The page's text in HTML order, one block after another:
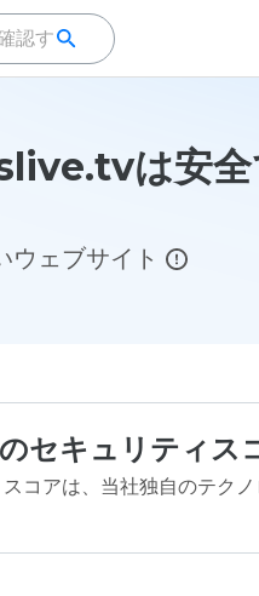
は安全
ウェブサイト
セキュリティス
コアは、当社独自のテク